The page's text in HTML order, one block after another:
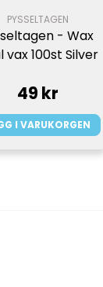
PYSSELTAGEN
- Wax
vax 100st Silver
49 kr
I VARUKORGEN